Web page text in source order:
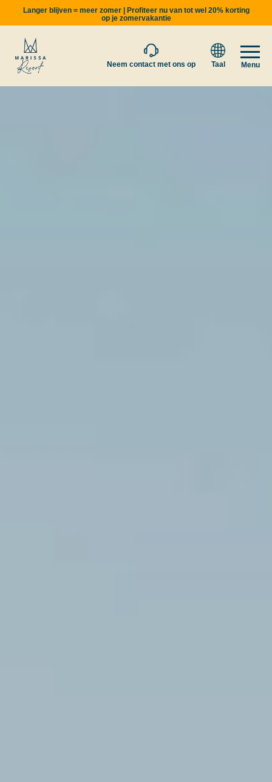
Langer blijven = meer zomer | Profiteer nu van tot wel 20% korting
op je zomervakantie
Neem contact met ons op Taal Menu